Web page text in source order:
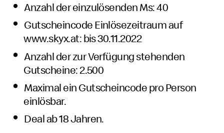
Anzahl der einzulösenden Ms: 40
Gutscheincode Einlösezeitraum auf
www.skyx.at: bis 30.11.2022
Anzahl der zur Verfügung stehenden
Gutscheine: 2.500
Maximal ein Gutscheincode pro Person
einlösbar.
Deal ab 18 Jahren.